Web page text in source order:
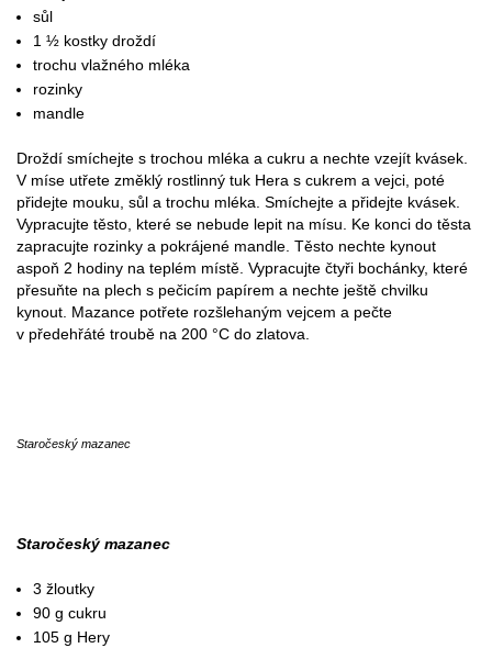
sůl
1 ½ kostky droždí
trochu vlažného mléka
rozinky
mandle
Droždí smíchejte s trochou mléka a cukru a nechte vzejít kvásek.
V míse utřete změklý rostlinný tuk Hera s cukrem a vejci, poté
přidejte mouku, sůl a trochu mléka. Smíchejte a přidejte kvásek.
Vypracujte těsto, které se nebude lepit na mísu. Ke konci do těsta
zapracujte rozinky a pokrájené mandle. Těsto nechte kynout
aspoň 2 hodiny na teplém místě. Vypracujte čtyři bochánky, které
přesuňte na plech s pečicím papírem a nechte ještě chvilku
kynout. Mazance potřete rozšlehaným vejcem a pečte
v předehřáté troubě na 200 °C do zlatova.
Staročeský mazanec
Staročeský mazanec
3 žloutky
90 g cukru
105 g Hery